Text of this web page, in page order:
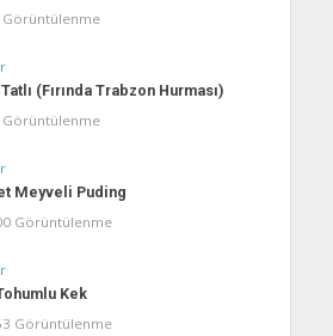
Görüntülenme
(Fırında Trabzon Hurması)
Görüntülenme
Meyveli Puding
Görüntülenme
Kek
Görüntülenme